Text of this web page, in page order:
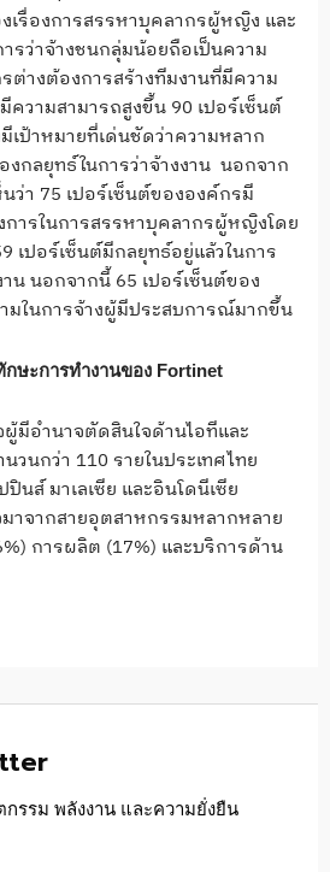
เรื่องการสรรหาบุคลากรผู้หญิง และ
รว่าจ้างชนกลุ่มน้อยถือเป็นความ
างต้องการสร้างทีมงานที่มีความ
วามสามารถสูงขึ้น 90 เปอร์เซ็นต์
เป้าหมายที่เด่นชัดว่าความหลาก
กลยุทธ์ในการว่าจ้างงาน นอกจาก
ว่า 75 เปอร์เซ็นต์ขององค์กรมี
การในการสรรหาบุคลากรผู้หญิงโดย
เปอร์เซ็นต์มีกลยุทธ์อยู่แล้วในการ
น นอกจากนี้ 65 เปอร์เซ็นต์ของ
มในการจ้างผู้มีประสบการณ์มากขึ้น
กษะการทำงานของ Fortinet
ผู้มีอำนาจตัดสินใจด้านไอทีและ
วนกว่า 110 รายในประเทศไทย
นส์ มาเลเซีย และอินโดนีเซีย
มาจากสายอุตสาหกรรมหลากหลาย
การผลิต (17%) และบริการด้าน
กรรม พลังงาน และความยั่งยืน